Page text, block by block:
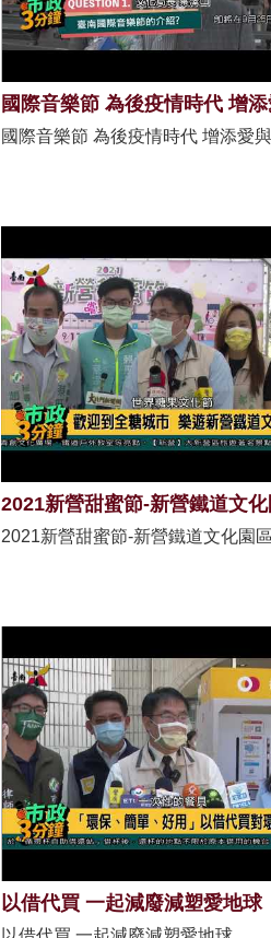
國際音樂節 為後疫情時代 增添愛
2021新營甜蜜節-新營鐵道文
2021新營甜蜜節-新營鐵道文化園區
以借代買 一起減廢減塑愛地球